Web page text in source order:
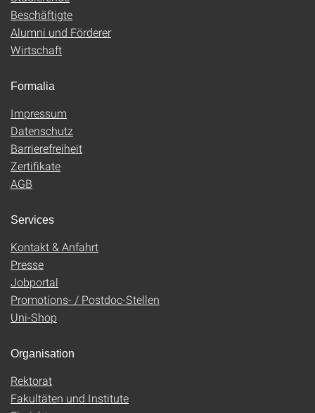
Beschäftigte
Alumni und Förderer
Wirtschaft
Formalia
Impressum
Datenschutz
Barrierefreiheit
Zertifikate
AGB
Services
Kontakt & Anfahrt
Presse
Jobportal
Promotions- / Postdoc-Stellen
Uni-Shop
Organisation
Rektorat
Fakultäten und Institute